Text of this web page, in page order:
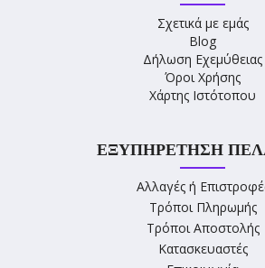
Σχετικά με εμάς
Blog
Δήλωση Εχεμύθειας
Όροι Χρήσης
Χάρτης Ιστότοπου
ΕΞΥΠΗΡΈΤΗΣΗ
Αλλαγές ή
Τρόποι Πληρωμής
Τρόποι Αποστολής
Κατασκευαστές